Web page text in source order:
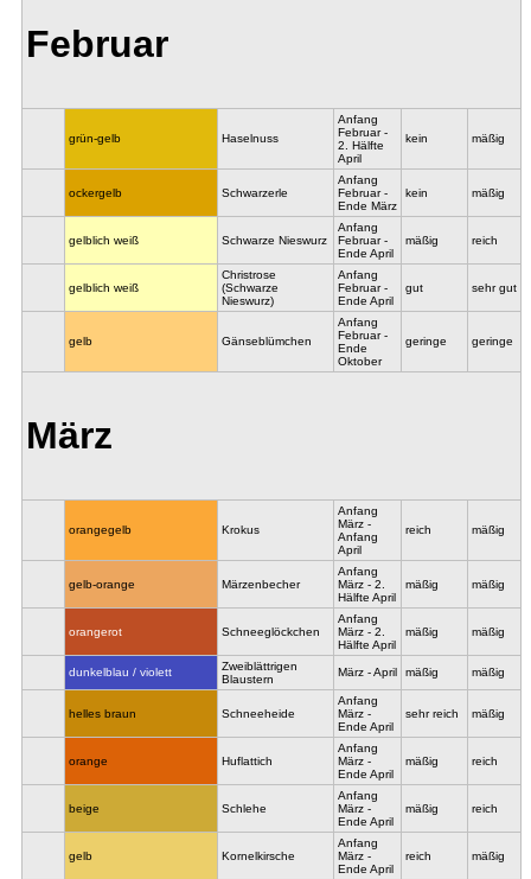
Februar
grün-gelb Haselnuss
Anfang
Februar -
2. Hälfte
April
kein mäßig
ockergelb Schwarzerle
Anfang
Februar -
Ende März
kein mäßig
gelblich weiß Schwarze Nieswurz
Anfang
Februar -
Ende April
mäßig reich
gelblich weiß
Christrose
(Schwarze
Nieswurz)
Anfang
Februar -
Ende April
gut sehr gut
gelb Gänseblümchen
Anfang
Februar -
Ende
Oktober
geringe geringe
März
orangegelb Krokus
Anfang
März -
Anfang
April
reich mäßig
gelb-orange Märzenbecher
Anfang
März - 2.
Hälfte April
mäßig mäßig
orangerot Schneeglöckchen
Anfang
März - 2.
Hälfte April
mäßig mäßig
dunkelblau / violett
Zweiblättrigen
Blaustern
März - April mäßig mäßig
helles braun Schneeheide
Anfang
März -
Ende April
sehr reich mäßig
orange Huflattich
Anfang
März -
Ende April
mäßig reich
beige Schlehe
Anfang
März -
Ende April
mäßig reich
gelb Kornelkirsche
Anfang
März -
Ende April
reich mäßig